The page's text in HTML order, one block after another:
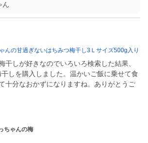
の甘過ぎないはちみつ梅干し3Ｌサイズ500g入り
干しが好きなのでいろいろ検索した結果、
しを購入しました。温かいご飯に乗せて食
十分なおかずになりますね。ありがとうご
ちゃんの梅